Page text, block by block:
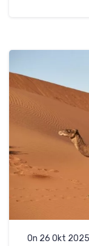
On 26 Okt 2025